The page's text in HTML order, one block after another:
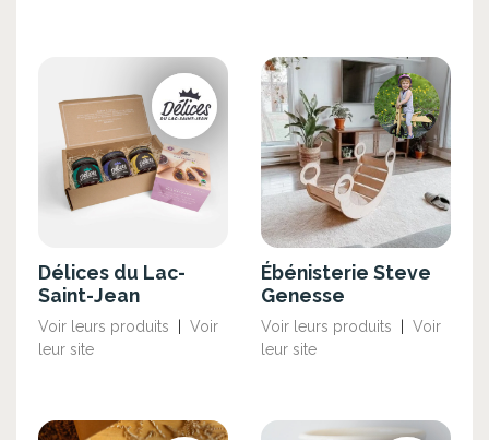
Délices du Lac-
Saint-Jean
Voir leurs produits
Voir
leur site
Ébénisterie Steve
Genesse
Voir leurs produits
Voir
leur site